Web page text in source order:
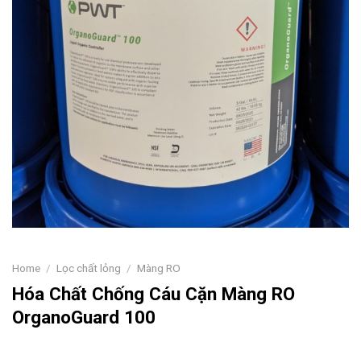
Home / Lọc chất lỏng / Màng RO
Hóa Chất Chống Cáu Cặn Màng RO
OrganoGuard 100